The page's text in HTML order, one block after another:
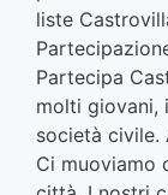
liste
Partecipa
molti giovani,
società civile.
Ci muoviamo